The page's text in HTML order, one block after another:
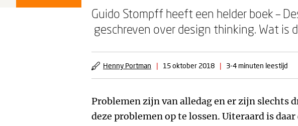
Guido Stompff heeft een helder boek –
geschreven over design thinking. Wat
Henny Portman | 15 oktober 2018 | 3-4 minuten leestijd
Problemen zijn van alledag en er zijn slechts
deze problemen op te lossen. Uiteraard is daar